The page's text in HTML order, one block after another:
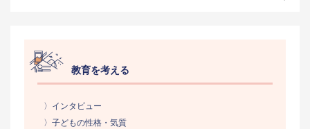
教育を考える
〉インタビュー
〉子どもの性格・気質